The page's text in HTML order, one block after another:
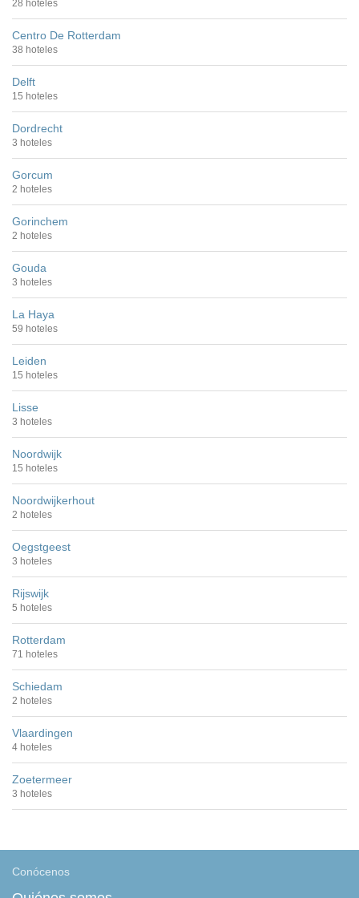
28 hoteles
Centro De Rotterdam
38 hoteles
Delft
15 hoteles
Dordrecht
3 hoteles
Gorcum
2 hoteles
Gorinchem
2 hoteles
Gouda
3 hoteles
La Haya
59 hoteles
Leiden
15 hoteles
Lisse
3 hoteles
Noordwijk
15 hoteles
Noordwijkerhout
2 hoteles
Oegstgeest
3 hoteles
Rijswijk
5 hoteles
Rotterdam
71 hoteles
Schiedam
2 hoteles
Vlaardingen
4 hoteles
Zoetermeer
3 hoteles
Conócenos